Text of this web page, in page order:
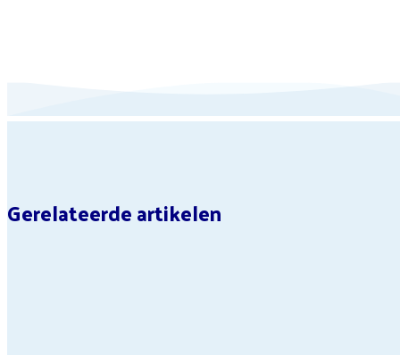
Gerelateerde artikelen